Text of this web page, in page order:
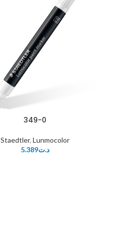
349-0
Staedtler,Lunmocolor
د.ت5.389